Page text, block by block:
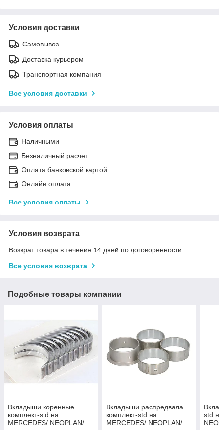
Условия доставки
Самовывоз
Доставка курьером
Транспортная компания
Все условия доставки
Условия оплаты
Наличными
Безналичный расчет
Оплата банковской картой
Онлайн оплата
Все условия оплаты
Условия возврата
Возврат товара в течение 14 дней по договоренности
Все условия возврата
Подобные товары компании
Вкладыши коренные
комплект-std на
MERCEDES/ NEOPLAN/
Вкладыши распредвала
комплект-std на
MERCEDES/ NEOPLAN/
std